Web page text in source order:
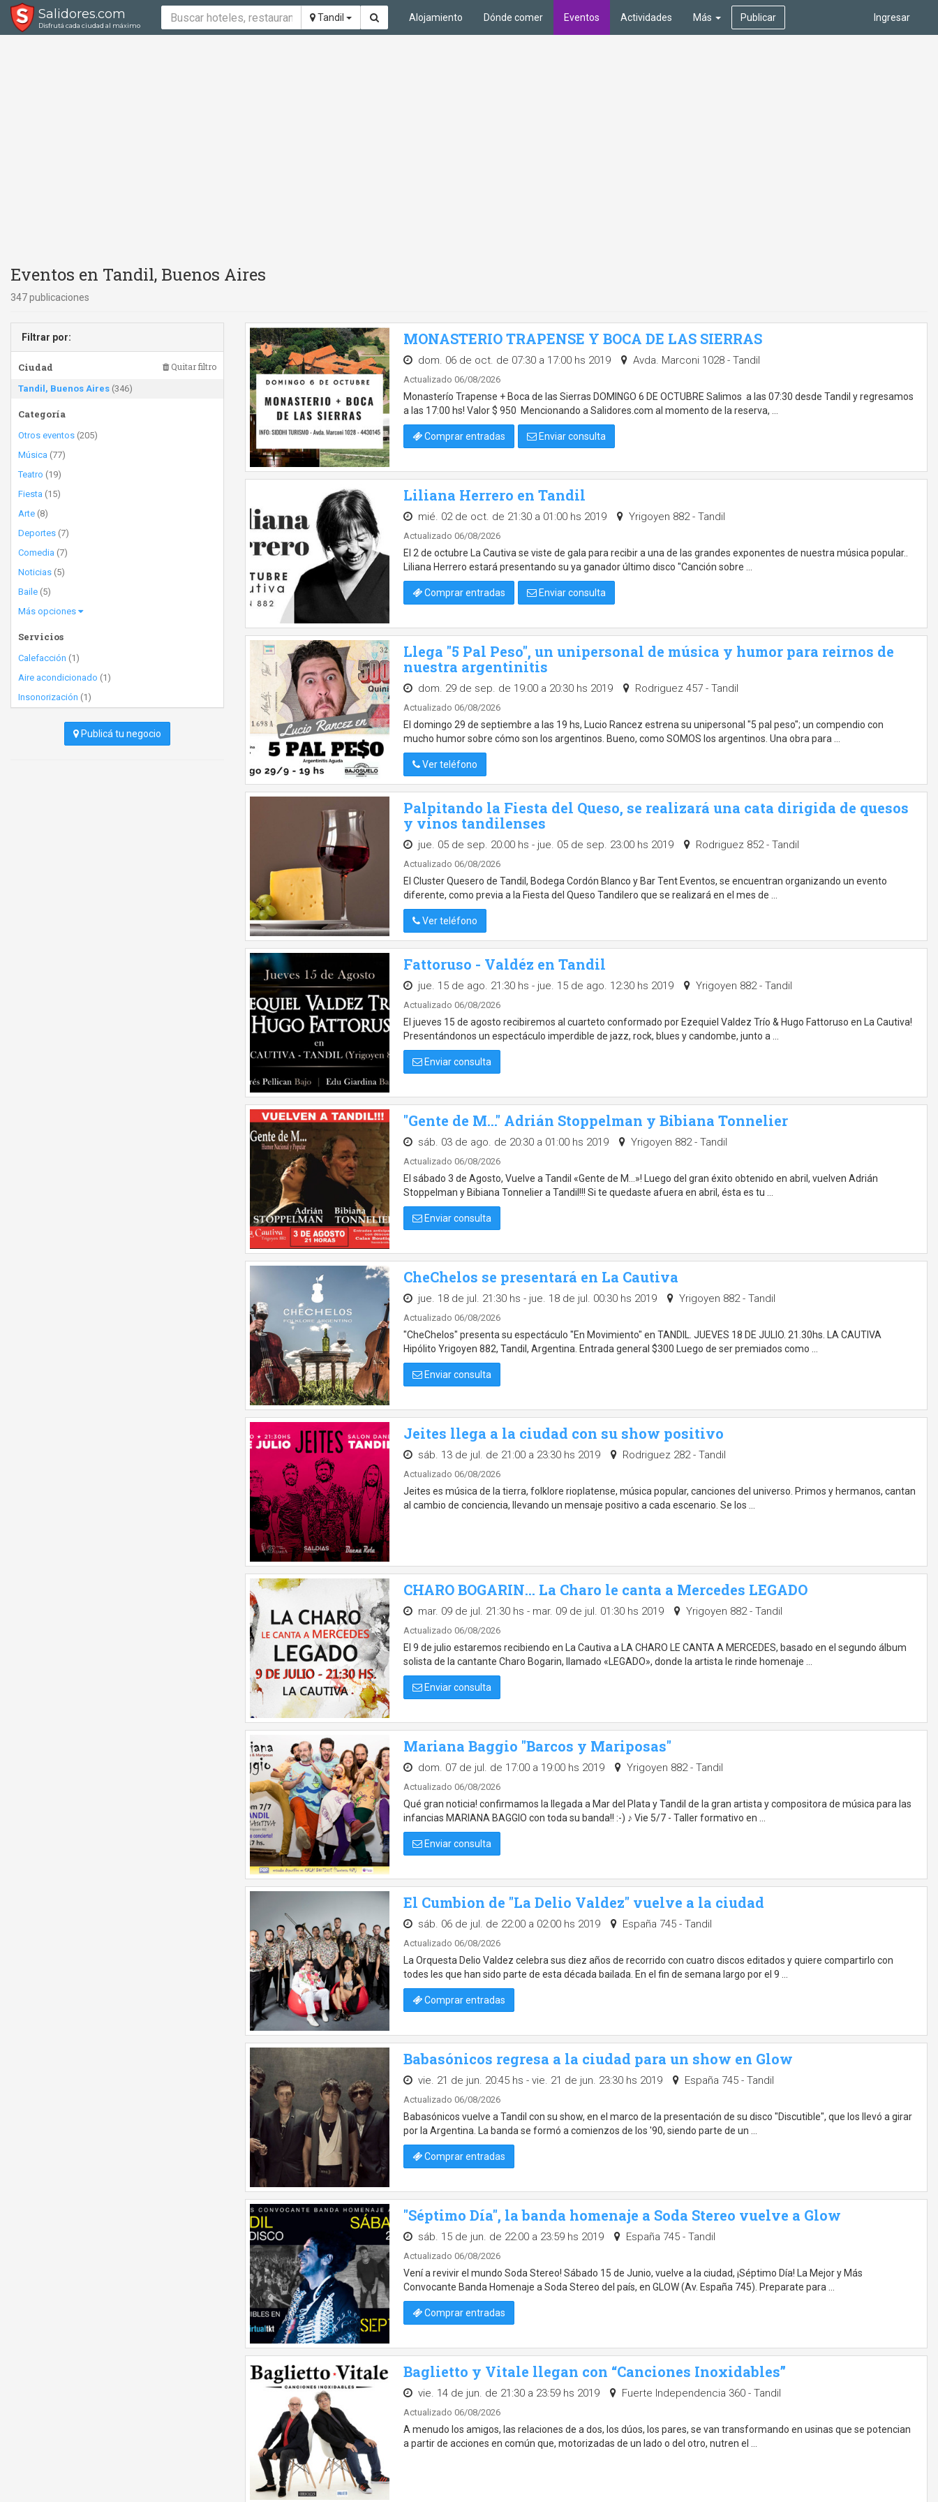
Salidores.com
Disfrutá cada ciudad al máximo
Tandil Ingresar
Alojamiento Dónde comer Eventos Actividades Más Publicar
Eventos en Tandil, Buenos Aires
347 publicaciones
Filtrar por:
Ciudad Quitar filtro
Tandil, Buenos Aires (346)
Categoría
Otros eventos (205)
Música (77)
Teatro (19)
Fiesta (15)
Arte (8)
Deportes (7)
Comedia (7)
Noticias (5)
Baile (5)
Más opciones
Servicios
Calefacción (1)
Aire acondicionado (1)
Insonorización (1)
Publicá tu negocio
MONASTERIO TRAPENSE Y BOCA DE LAS SIERRAS
dom. 06 de oct. de 07:30 a 17:00 hs 2019 Avda. Marconi 1028 - Tandil
Actualizado 06/08/2026
Monasterío Trapense + Boca de las Sierras DOMINGO 6 DE OCTUBRE Salimos a las 07:30 desde Tandil y regresamos
a las 17:00 hs! Valor $ 950 Mencionando a Salidores.com al momento de la reserva, …
Comprar entradas Enviar consulta
Liliana Herrero en Tandil
mié. 02 de oct. de 21:30 a 01:00 hs 2019 Yrigoyen 882 - Tandil
Actualizado 06/08/2026
El 2 de octubre La Cautiva se viste de gala para recibir a una de las grandes exponentes de nuestra música popular..
Liliana Herrero estará presentando su ya ganador último disco "Canción sobre …
Comprar entradas Enviar consulta
Llega "5 Pal Peso", un unipersonal de música y humor para reirnos de
nuestra argentinitis
dom. 29 de sep. de 19:00 a 20:30 hs 2019 Rodriguez 457 - Tandil
Actualizado 06/08/2026
El domingo 29 de septiembre a las 19 hs, Lucio Rancez estrena su unipersonal "5 pal peso"; un compendio con
mucho humor sobre cómo son los argentinos. Bueno, como SOMOS los argentinos. Una obra para …
Ver teléfono
Palpitando la Fiesta del Queso, se realizará una cata dirigida de quesos
y vinos tandilenses
jue. 05 de sep. 20:00 hs - jue. 05 de sep. 23:00 hs 2019 Rodriguez 852 - Tandil
Actualizado 06/08/2026
El Cluster Quesero de Tandil, Bodega Cordón Blanco y Bar Tent Eventos, se encuentran organizando un evento
diferente, como previa a la Fiesta del Queso Tandilero que se realizará en el mes de …
Ver teléfono
Fattoruso - Valdéz en Tandil
jue. 15 de ago. 21:30 hs - jue. 15 de ago. 12:30 hs 2019 Yrigoyen 882 - Tandil
Actualizado 06/08/2026
El jueves 15 de agosto recibiremos al cuarteto conformado por Ezequiel Valdez Trío & Hugo Fattoruso en La Cautiva!
Presentándonos un espectáculo imperdible de jazz, rock, blues y candombe, junto a …
Enviar consulta
"Gente de M..." Adrián Stoppelman y Bibiana Tonnelier
sáb. 03 de ago. de 20:30 a 01:00 hs 2019 Yrigoyen 882 - Tandil
Actualizado 06/08/2026
El sábado 3 de Agosto, Vuelve a Tandil «Gente de M...»! Luego del gran éxito obtenido en abril, vuelven Adrián
Stoppelman y Bibiana Tonnelier a Tandil!!! Si te quedaste afuera en abril, ésta es tu …
Enviar consulta
CheChelos se presentará en La Cautiva
jue. 18 de jul. 21:30 hs - jue. 18 de jul. 00:30 hs 2019 Yrigoyen 882 - Tandil
Actualizado 06/08/2026
"CheChelos" presenta su espectáculo "En Movimiento" en TANDIL. JUEVES 18 DE JULIO. 21.30hs. LA CAUTIVA
Hipólito Yrigoyen 882, Tandil, Argentina. Entrada general $300 Luego de ser premiados como …
Enviar consulta
Jeites llega a la ciudad con su show positivo
sáb. 13 de jul. de 21:00 a 23:30 hs 2019 Rodriguez 282 - Tandil
Actualizado 06/08/2026
Jeites es música de la tierra, folklore rioplatense, música popular, canciones del universo. Primos y hermanos, cantan
al cambio de conciencia, llevando un mensaje positivo a cada escenario. Se los …
CHARO BOGARIN... La Charo le canta a Mercedes LEGADO
mar. 09 de jul. 21:30 hs - mar. 09 de jul. 01:30 hs 2019 Yrigoyen 882 - Tandil
Actualizado 06/08/2026
El 9 de julio estaremos recibiendo en La Cautiva a LA CHARO LE CANTA A MERCEDES, basado en el segundo álbum
solista de la cantante Charo Bogarin, llamado «LEGADO», donde la artista le rinde homenaje …
Enviar consulta
Mariana Baggio "Barcos y Mariposas"
dom. 07 de jul. de 17:00 a 19:00 hs 2019 Yrigoyen 882 - Tandil
Actualizado 06/08/2026
Qué gran noticia! confirmamos la llegada a Mar del Plata y Tandil de la gran artista y compositora de música para las
infancias MARIANA BAGGIO con toda su banda!! :-) ♪ Vie 5/7 - Taller formativo en …
Enviar consulta
El Cumbion de "La Delio Valdez" vuelve a la ciudad
sáb. 06 de jul. de 22:00 a 02:00 hs 2019 España 745 - Tandil
Actualizado 06/08/2026
La Orquesta Delio Valdez celebra sus diez años de recorrido con cuatro discos editados y quiere compartirlo con
todes les que han sido parte de esta década bailada. En el fin de semana largo por el 9 …
Comprar entradas
Babasónicos regresa a la ciudad para un show en Glow
vie. 21 de jun. 20:45 hs - vie. 21 de jun. 23:30 hs 2019 España 745 - Tandil
Actualizado 06/08/2026
Babasónicos vuelve a Tandil con su show, en el marco de la presentación de su disco "Discutible", que los llevó a girar
por la Argentina. La banda se formó a comienzos de los '90, siendo parte de un …
Comprar entradas
"Séptimo Día", la banda homenaje a Soda Stereo vuelve a Glow
sáb. 15 de jun. de 22:00 a 23:59 hs 2019 España 745 - Tandil
Actualizado 06/08/2026
Vení a revivir el mundo Soda Stereo! Sábado 15 de Junio, vuelve a la ciudad, ¡Séptimo Día! La Mejor y Más
Convocante Banda Homenaje a Soda Stereo del país, en GLOW (Av. España 745). Preparate para …
Comprar entradas
Baglietto y Vitale llegan con “Canciones Inoxidables”
vie. 14 de jun. de 21:30 a 23:59 hs 2019 Fuerte Independencia 360 - Tandil
Actualizado 06/08/2026
A menudo los amigos, las relaciones de a dos, los dúos, los pares, se van transformando en usinas que se potencian
a partir de acciones en común que, motorizadas de un lado o del otro, nutren el …